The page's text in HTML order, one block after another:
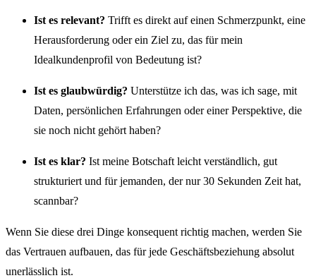
Ist es relevant? Trifft es direkt auf einen Schmerzpunkt, eine
Herausforderung oder ein Ziel zu, das für mein
Idealkundenprofil von Bedeutung ist?
Ist es glaubwürdig? Unterstütze ich das, was ich sage, mit
Daten, persönlichen Erfahrungen oder einer Perspektive, die
sie noch nicht gehört haben?
Ist es klar? Ist meine Botschaft leicht verständlich, gut
strukturiert und für jemanden, der nur 30 Sekunden Zeit hat,
scannbar?
Wenn Sie diese drei Dinge konsequent richtig machen, werden Sie
das Vertrauen aufbauen, das für jede Geschäftsbeziehung absolut
unerlässlich ist.